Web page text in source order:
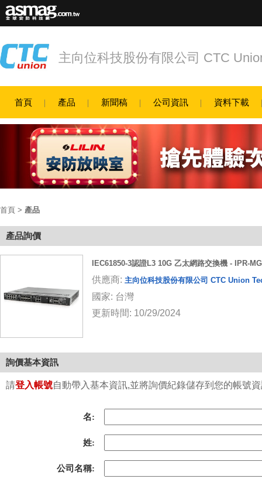
主向位科技股份有限公司 CTC
首頁 產品 新聞稿 公司資訊 資料下載
首頁 > 產品
產品詢價
IEC61850-3認證L3 10G 乙太網路交換機 - IPR-
供應商: 主向位科技股份有限公司 CTC Union
國家: 台灣
更新時間: 10/29/2024
詢價基本資訊
請登入帳號自動帶入基本資訊,並將詢價紀錄儲存到您的帳號
名:
姓:
公司名稱: